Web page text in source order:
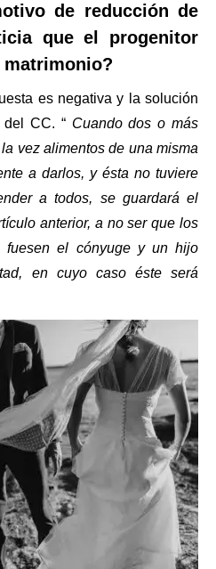
de reducción de
que el progenitor
es negativa y la solución
CC. “ Cuando dos o más
vez alimentos de una misma
a darlos, y ésta no tuviere
a todos, se guardará el
anterior, a no ser que los
fuesen el cónyuge y un hijo
en cuyo caso éste será